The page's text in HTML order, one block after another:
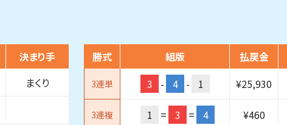
決まり手
まくり
勝式 組版 払戻金
3連単 3 - 4 - 1 ¥25,930
3連複 1 = 3 = 4 ¥460